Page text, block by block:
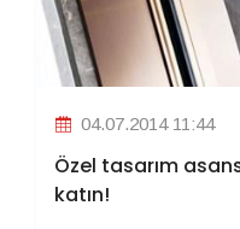
04.07.2014 11:44
Özel tasarım
katın!